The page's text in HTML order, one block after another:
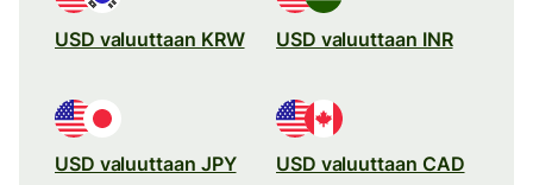
USD valuuttaan KRW USD valuuttaan INR
USD valuuttaan JPY USD valuuttaan CAD